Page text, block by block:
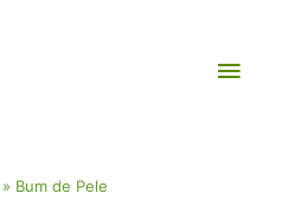
Bum de Pele